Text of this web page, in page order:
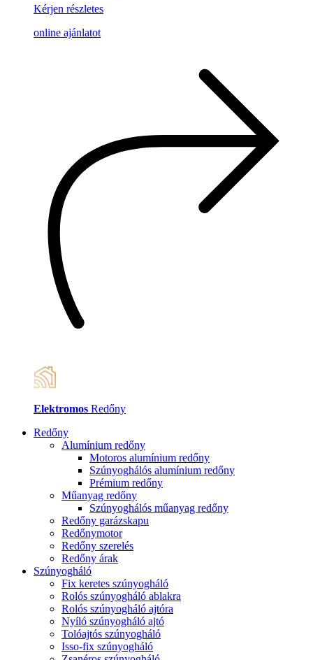
Kérjen részletes
online ajánlatot
Elektromos Redőny
Redőny
Alumínium redőny
Motoros alumínium redőny
Szúnyoghálós alumínium redőny
Prémium redőny
Műanyag redőny
Szúnyoghálós műanyag redőny
Redőny garázskapu
Redőnymotor
Redőny szerelés
Redőny árak
Szúnyogháló
Fix keretes szúnyogháló
Rolós szúnyogháló ablakra
Rolós szúnyogháló ajtóra
Nyíló szúnyogháló ajtó
Tolóajtós szúnyogháló
Isso-fix szúnyogháló